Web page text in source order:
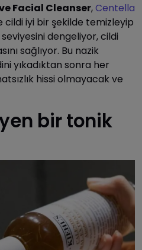
Facial Cleanser,Centella
cildi iyi bir şekilde temizleyip
dengeliyor, cildi
sağlıyor. Bu nazik
yıkadıktan sonra her
hissi olmayacak ve
bir tonik